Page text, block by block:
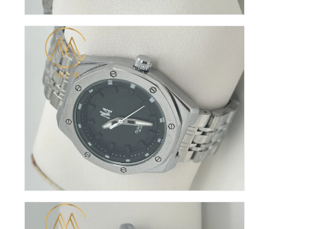
クォーツライトウォッチ
デジタルスポーツウォッチ
スタイリッシュなカップルウォッチ
子供の腕時計
ウォッチ パーツ
腕時計 の ベルト の 部品